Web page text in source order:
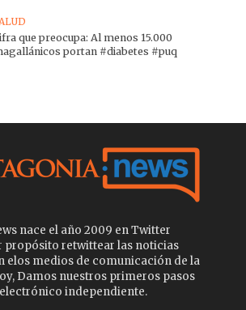
que preocupa: Al menos 15.000
portan #diabetes #puq
nace el año 2009 en Twitter
propósito retwittear las noticias
elos medios de comunicación de la
Damos nuestros primeros pasos
independiente.